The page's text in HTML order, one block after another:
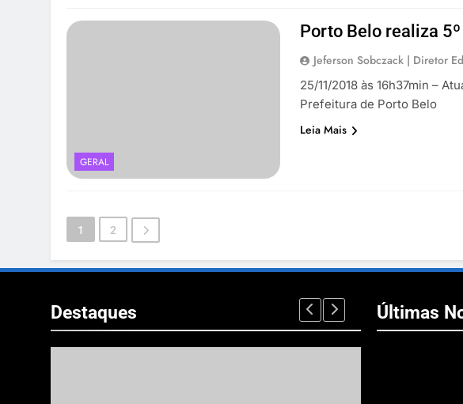
GERAL
Porto Belo realiza
Jeferson Sobczack | Diretor
25/11/2018 às 16h37min –
Prefeitura de Porto Belo
Leia Mais
1 2
Destaques Últimas